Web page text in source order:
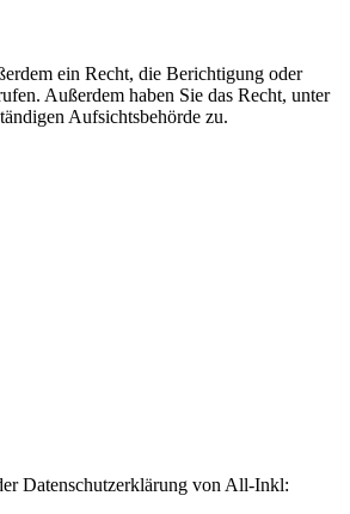
ein Recht, die Berichtigung oder
Außerdem haben Sie das Recht, unter
Aufsichtsbehörde zu.
Datenschutzerklärung von All-Inkl: